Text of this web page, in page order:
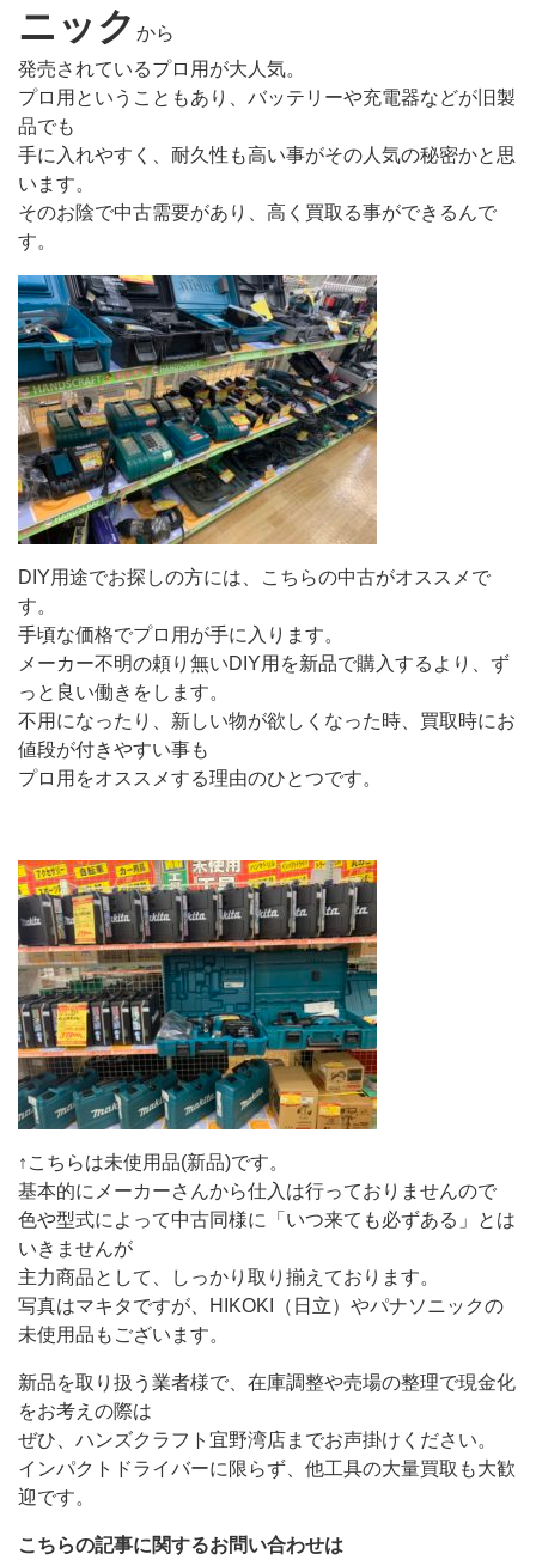
ニック から
発売されているプロ用が大人気。
プロ用ということもあり、バッテリーや充電器などが旧製
品でも
手に入れやすく、耐久性も高い事がその人気の秘密かと思
います。
そのお陰で中古需要があり、高く買取る事ができるんで
す。
DIY用途でお探しの方には、こちらの中古がオススメで
す。
手頃な価格でプロ用が手に入ります。
メーカー不明の頼り無いDIY用を新品で購入するより、ず
っと良い働きをします。
不用になったり、新しい物が欲しくなった時、買取時にお
値段が付きやすい事も
プロ用をオススメする理由のひとつです。
↑こちらは未使用品(新品)です。
基本的にメーカーさんから仕入は行っておりませんので
色や型式によって中古同様に「いつ来ても必ずある」とは
いきませんが
主力商品として、しっかり取り揃えております。
写真はマキタですが、HIKOKI（日立）やパナソニックの
未使用品もございます。
新品を取り扱う業者様で、在庫調整や売場の整理で現金化
をお考えの際は
ぜひ、ハンズクラフト宜野湾店までお声掛けください。
インパクトドライバーに限らず、他工具の大量買取も大歓
迎です。
こちらの記事に関するお問い合わせは